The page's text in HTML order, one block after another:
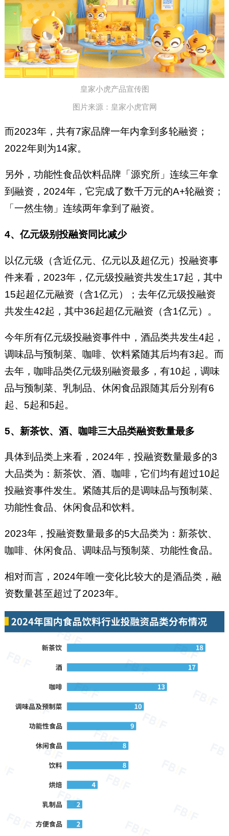
皇家小虎产品宣传图
图片来源：皇家小虎官网
而2023年，共有7家品牌一年内拿到多轮融资；
2022年则为14家。
另外，功能性食品饮料品牌「源究所」连续三年拿
到融资，2024年，它完成了数千万元的A+轮融资；
「一然生物」连续两年拿到了融资。
4、亿元级别投融资同比减少
以亿元级（含近亿元、亿元以及超亿元）投融资事
件来看，2023年，亿元级投融资共发生17起，其中
15起超亿元融资（含1亿元）；去年亿元级投融资
共发生42起，其中36起超亿元融资（含1亿元）。
今年所有亿元级投融资事件中，酒品类共发生4起，
调味品与预制菜、咖啡、饮料紧随其后均有3起。而
去年，咖啡品类亿元级别融资最多，有10起，调味
品与预制菜、乳制品、休闲食品跟随其后分别有6
起、5起和5起。
5、新茶饮、酒、咖啡三大品类融资数量最多
具体到品类上来看，2024年，投融资数量最多的3
大品类为：新茶饮、酒、咖啡，它们均有超过10起
投融资事件发生。紧随其后的是调味品与预制菜、
功能性食品、休闲食品和饮料。
2023年，投融资数量最多的5大品类为：新茶饮、
咖啡、休闲食品、调味品与预制菜、功能性食品。
相对而言，2024年唯一变化比较大的是酒品类，融
资数量甚至超过了2023年。